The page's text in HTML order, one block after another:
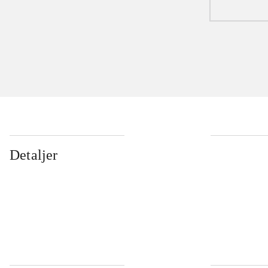
Detaljer